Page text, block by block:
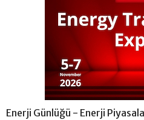
Enerji Günlüğü - Enerji